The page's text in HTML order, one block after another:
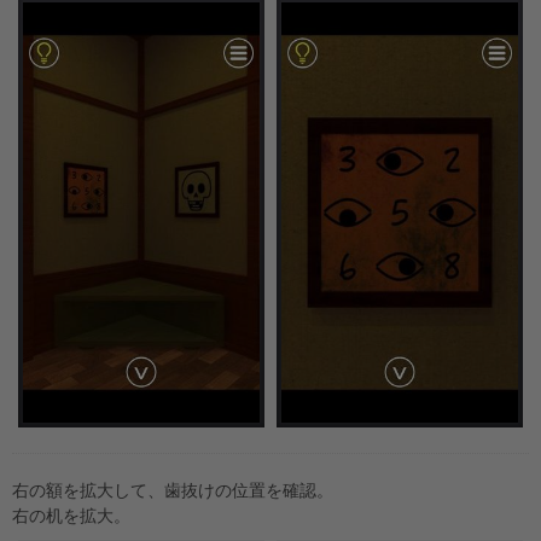
右の額を拡大して、歯抜けの位置を確認。
右の机を拡大。